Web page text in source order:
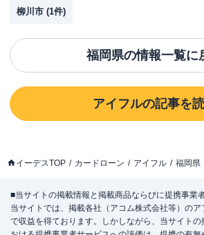
柳川市 (1件)
福岡県の情報一覧に
アイフルの記事を
イーデスTOP カードローン アイフル 福岡県
■当サイトの掲載情報と掲載商品ならびに提携事業
当サイトでは、掲載各社（アコム株式会社等）の
で収益を得ております。しかしながら、当サイト